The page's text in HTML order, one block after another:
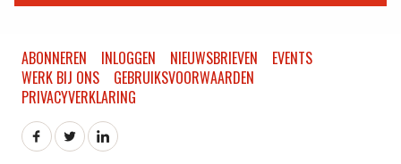
ABONNEREN INLOGGEN NIEUWSBRIEVEN
EVENTS
WERK BIJ ONS
GEBRUIKSVOORWAARDEN
PRIVACYVERKLARING